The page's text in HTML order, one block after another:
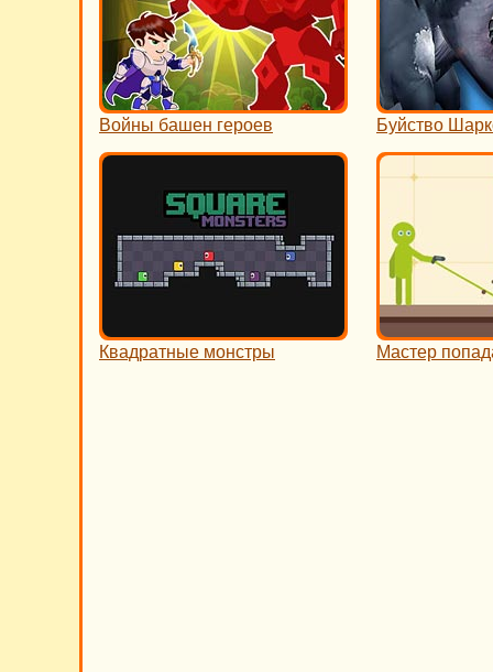
Войны башен героев Буйство
Квадратные монстры Мастер